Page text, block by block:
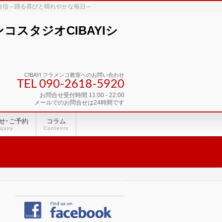
～踊る喜びと晴れやかな毎日～
スタジオCIBAYIシ
CIBAYI フラメンコ教室へのお問い合わせ
TEL 090-2618‐5920
お問合せ受付時間 11:00 - 22:00
メールでのお問合せは24時間です
･ご予約 コラム
Contents